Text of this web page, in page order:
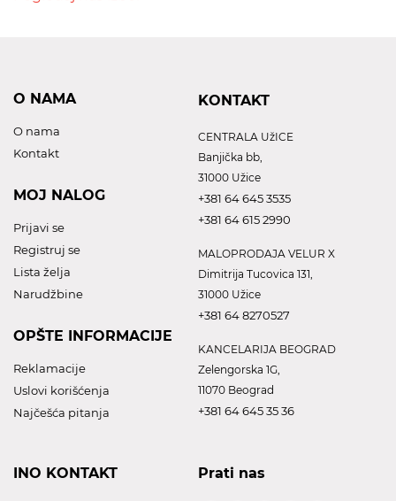
O NAMA
O nama
Kontakt
MOJ NALOG
Prijavi se
Registruj se
Lista želja
Narudžbine
OPŠTE INFORMACIJE
Reklamacije
Uslovi korišćenja
Najčešća pitanja
KONTAKT
CENTRALA UžICE
Banjička bb,
31000 Užice
+381 64 645 3535
+381 64 615 2990
MALOPRODAJA VELUR X
Dimitrija Tucovica 131,
31000 Užice
+381 64 8270527
KANCELARIJA BEOGRAD
Zelengorska 1G,
11070 Beograd
+381 64 645 35 36
INO KONTAKT Prati nas